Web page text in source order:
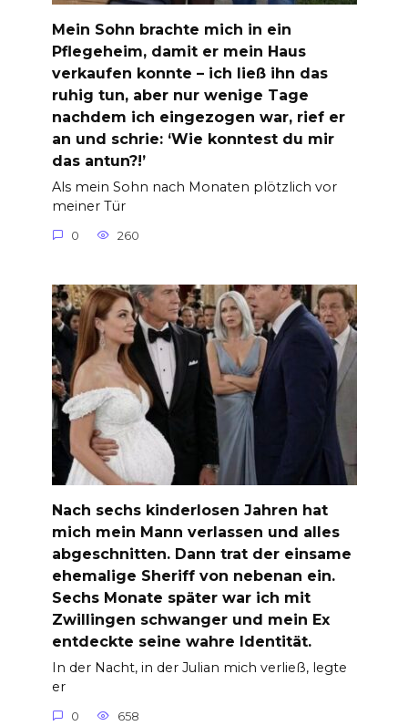
Mein Sohn brachte mich in ein
Pflegeheim, damit er mein Haus
verkaufen konnte – ich ließ ihn das
ruhig tun, aber nur wenige Tage
nachdem ich eingezogen war, rief er
an und schrie: ‘Wie konntest du mir
das antun?!’
Als mein Sohn nach Monaten plötzlich vor
meiner Tür
0 260
Nach sechs kinderlosen Jahren hat
mich mein Mann verlassen und alles
abgeschnitten. Dann trat der einsame
ehemalige Sheriff von nebenan ein.
Sechs Monate später war ich mit
Zwillingen schwanger und mein Ex
entdeckte seine wahre Identität.
In der Nacht, in der Julian mich verließ, legte
er
0 658